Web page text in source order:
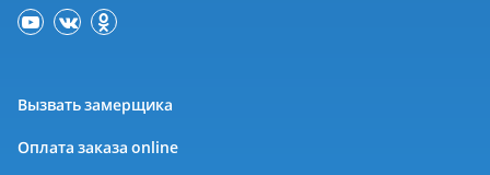
Вызвать замерщика
Оплата заказа online